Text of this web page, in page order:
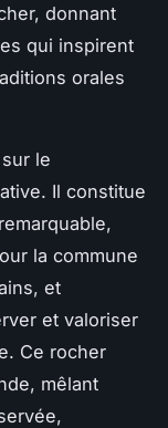
donnant
qui inspirent
orales
le
Il constitue
la commune
et
et valoriser
Ce rocher
mêlant